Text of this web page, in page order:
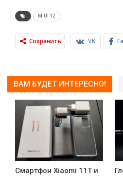
MIUI 12
Сохранить VK
ВАМ БУДЕТ ИНТЕРЕСНО!
Смартфон Xiaomi 11T и